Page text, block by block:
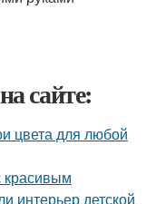
сайте:
цвета для любой
красивым
интерьер детской